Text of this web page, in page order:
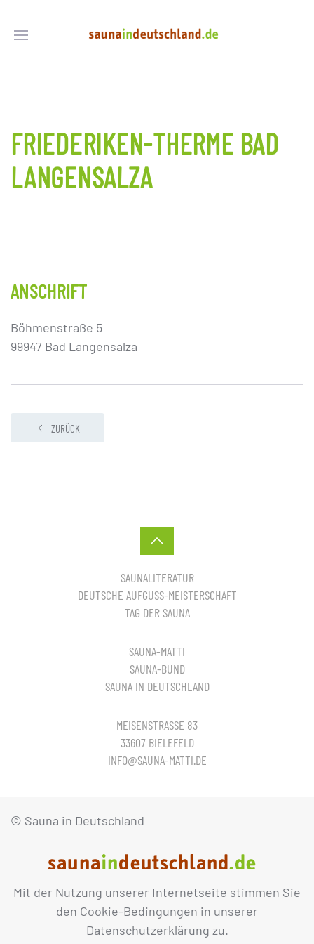
Mit der Nutzung unserer Internetseite stimmen Sie
den Cookie-Bedingungen in unserer
Datenschutzerklärung zu.
FRIEDERIKEN-THERME BAD
LANGENSALZA
ANSCHRIFT
Böhmenstraße 5
99947 Bad Langensalza
ZURÜCK
SAUNALITERATUR
DEUTSCHE AUFGUSS-MEISTERSCHAFT
TAG DER SAUNA
SAUNA-MATTI
SAUNA-BUND
SAUNA IN DEUTSCHLAND
MEISENSTRASSE 83
33607 BIELEFELD
INFO@SAUNA-MATTI.DE
© Sauna in Deutschland
IMPRESSUM DATENSCHUTZ